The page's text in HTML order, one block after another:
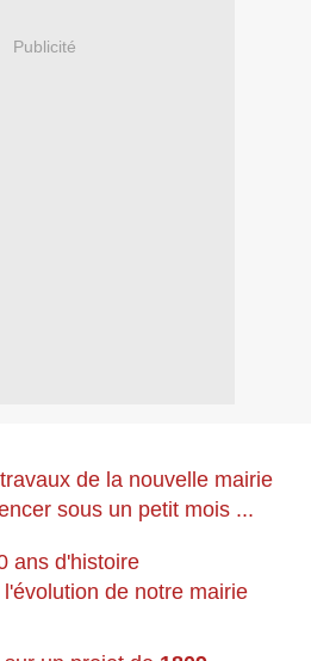
Publicité
de la nouvelle mairie
sous un petit mois ...
ans d'histoire
de notre mairie